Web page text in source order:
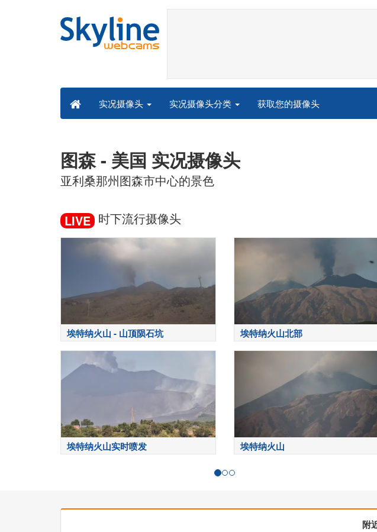
实况摄像头 实况摄像头分类 获取您的摄像头
图森 - 美国 实况摄像头
亚利桑那州图森市中心的景色
LIVE 时下流行摄像头
埃特纳火山 - 山顶陨石坑 埃特纳火山北部
埃特纳火山实时喷发 埃特纳火山
附